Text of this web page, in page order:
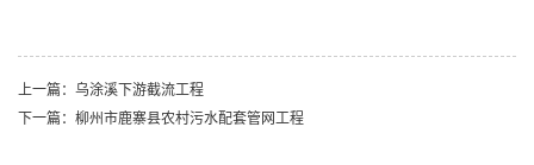
上一篇：乌涂溪下游截流工程
下一篇：柳州市鹿寨县农村污水配套管网工程